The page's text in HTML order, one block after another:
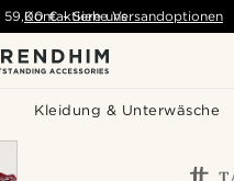
Kleidung & Unterwäsche
59,00 € - Siehe Versandoptionen
Kontaktiere uns